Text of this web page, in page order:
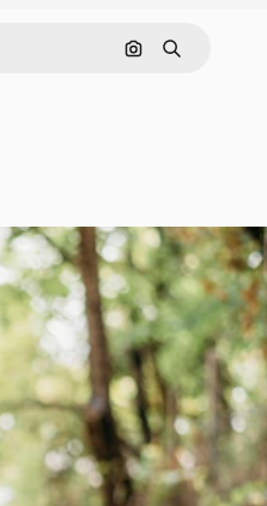
Nach Bild suchen
Suchen